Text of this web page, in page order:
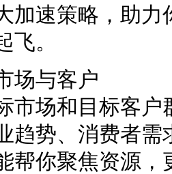
加速策略，助
飞。
场与客户
市场和目标客
趋势、消费者
帮你聚焦资源